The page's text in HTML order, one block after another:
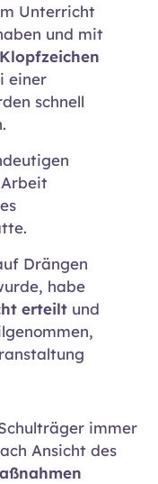
Unterricht
und mit
einer
schnell
Drängen
habe
erteilt und
immer
Ansicht des